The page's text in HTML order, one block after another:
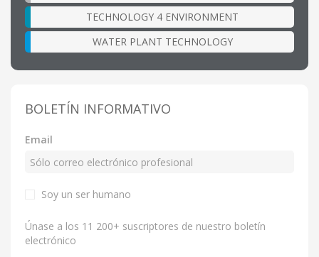
TECHNOLOGY 4 ENVIRONMENT
WATER PLANT TECHNOLOGY
BOLETÍN INFORMATIVO
Email
Soy un ser humano
Únase a los 11 200+ suscriptores de nuestro boletín
electrónico